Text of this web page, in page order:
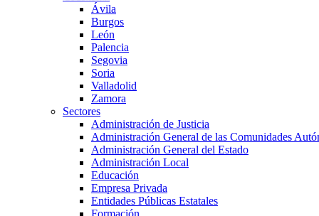
Ávila
Burgos
León
Palencia
Segovia
Soria
Valladolid
Zamora
Sectores
Administración de Justicia
Administración General de las Comunidades
Administración General del Estado
Administración Local
Educación
Empresa Privada
Entidades Públicas Estatales